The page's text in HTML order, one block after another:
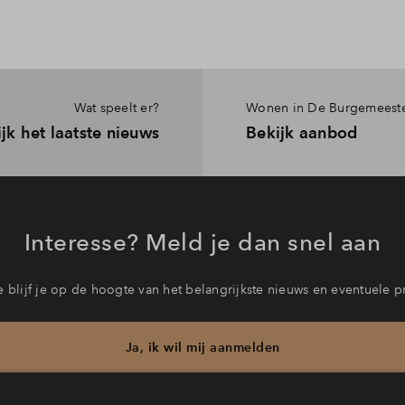
Wat speelt er?
het laatste nieuws
Wonen in De
Bekijk aanbod
Interesse? Meld je dan snel aan
blijf je op de hoogte van het belangrijkste nieuws en eventuele
Ja, ik wil mij aanmelden